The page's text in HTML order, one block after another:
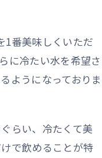
1番美味しくいただ
に冷たい水を希望さ
ようになっておりま
らい、冷たくて美
で飲めることが特